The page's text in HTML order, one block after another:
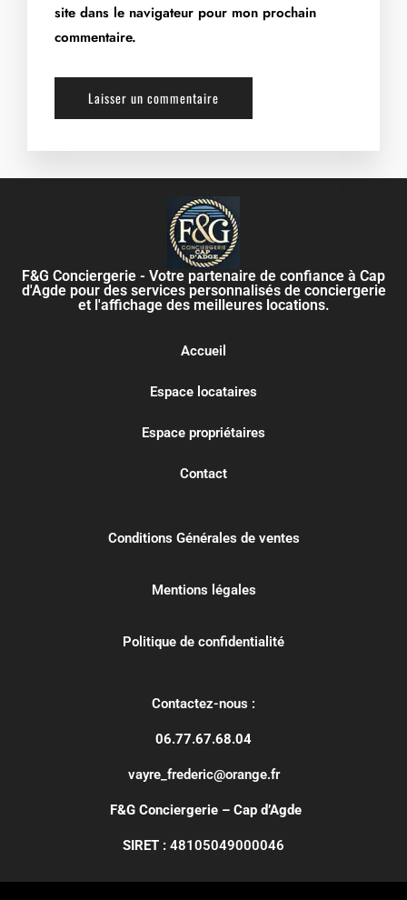
site dans le navigateur pour mon prochain
commentaire.
F&G Conciergerie - Votre partenaire de confiance à Cap
d'Agde pour des services personnalisés de conciergerie
et l'affichage des meilleures locations.
Accueil
Espace locataires
Espace propriétaires
Contact
Conditions Générales de ventes
Mentions légales
Politique de confidentialité
Contactez-nous :
06.77.67.68.04
vayre_frederic@orange.fr
F&G Conciergerie – Cap d’Agde
SIRET : 48105049000046